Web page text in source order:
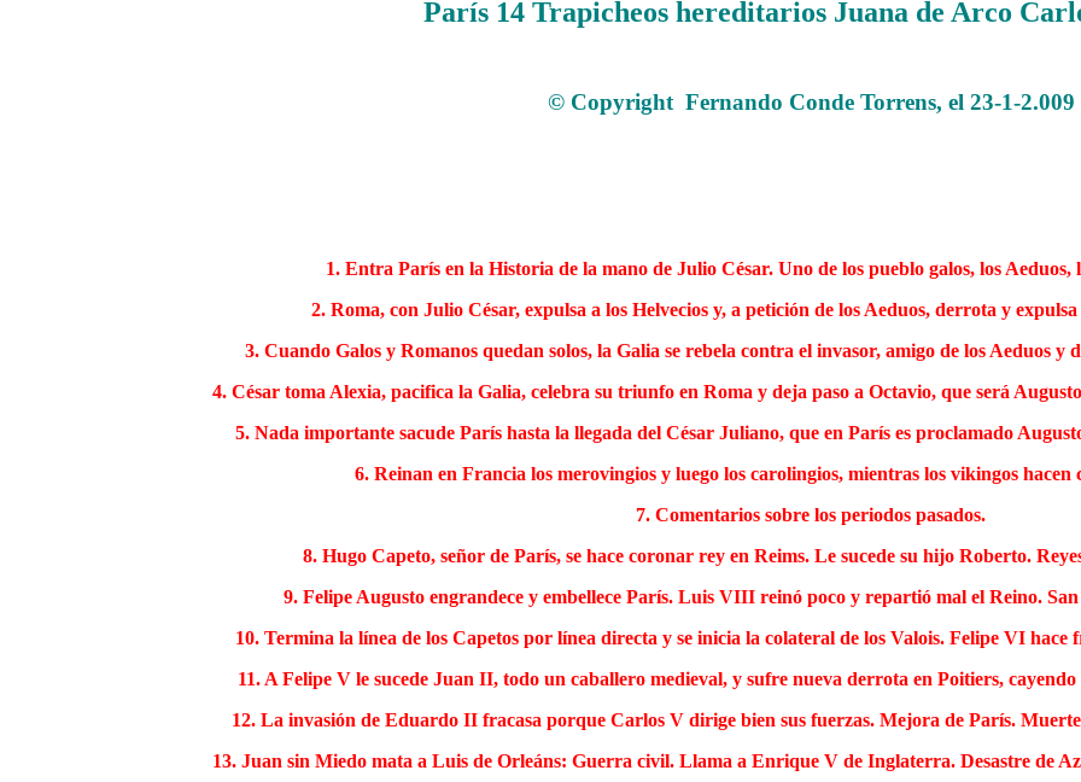
París 14 Trapicheos hereditarios Juana de Arco
© Copyright Fernando Conde Torrens, el 23-1-2.009
1. Entra París en la Historia de la mano de Julio César. Uno de los pueblo galos, los Aeduos,
2. Roma, con Julio César, expulsa a los Helvecios y, a petición de los Aeduos, derrota y
3. Cuando Galos y Romanos quedan solos, la Galia se rebela contra el invasor, amigo de los Aeduos y
4. César toma Alexia, pacifica la Galia, celebra su triunfo en Roma y deja paso a Octavio, que será
5. Nada importante sacude París hasta la llegada del César Juliano, que en París es proclamado
6. Reinan en Francia los merovingios y luego los carolingios, mientras los vikingos hacen
7. Comentarios sobre los periodos pasados.
8. Hugo Capeto, señor de París, se hace coronar rey en Reims. Le sucede su hijo Roberto.
9. Felipe Augusto engrandece y embellece París. Luis VIII reinó poco y repartió mal el Reino.
10. Termina la línea de los Capetos por línea directa y se inicia la colateral de los Valois. Felipe VI hace
11. A Felipe V le sucede Juan II, todo un caballero medieval, y sufre nueva derrota en Poitiers,
12. La invasión de Eduardo II fracasa porque Carlos V dirige bien sus fuerzas. Mejora de París.
13. Juan sin Miedo mata a Luis de Orleáns: Guerra civil. Llama a Enrique V de Inglaterra. Desastre de